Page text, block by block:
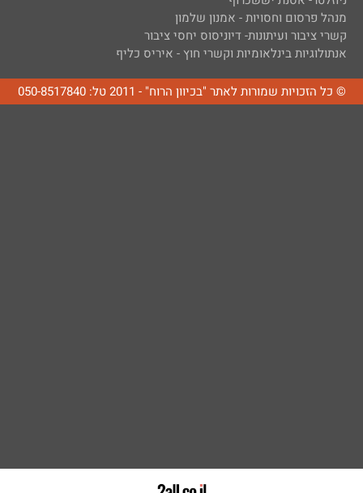
מנהל פרסום וחסויות - אמנון שלמון
קשרי ציבור ועיתונות- דיוניסוס יחסי ציבור
אנתולוגיות בינלאומיות וקשרי חוץ - איריס כליף
© כל הזכויות שמורות לאתר "בכיוון הרוח" - 2011 טל: 050-8517840